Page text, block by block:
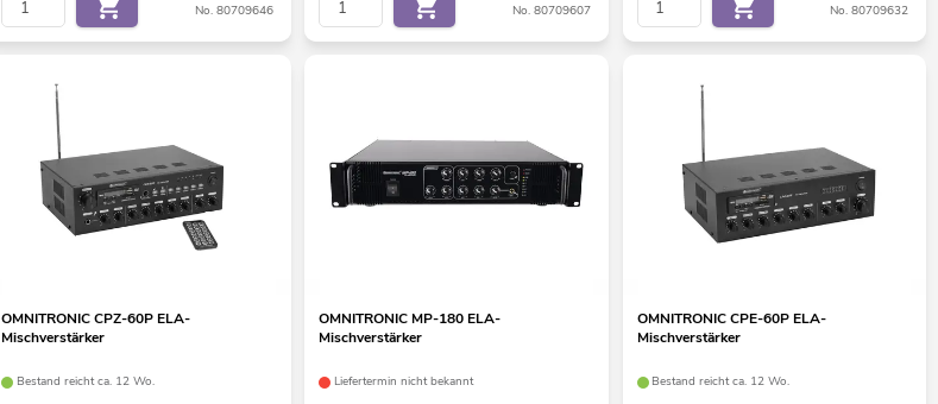
No. 80709646 No. 80709607 No. 80709632
OMNITRONIC CPZ-60P ELA-
Mischverstärker
Bestand reicht ca. 12 Wo.
OMNITRONIC MP-180 ELA-
Mischverstärker
Liefertermin nicht bekannt
OMNITRONIC CPE-60P ELA-
Mischverstärker
Bestand reicht ca. 12 Wo.